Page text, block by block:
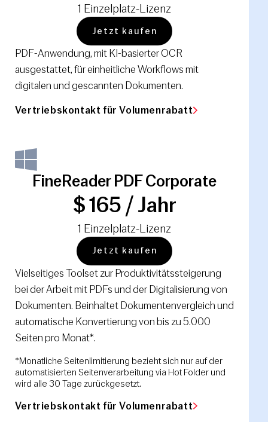
1 Einzelplatz-Lizenz
Jetzt kaufen
PDF-Anwendung, mit KI-basierter OCR
ausgestattet, für einheitliche Workflows mit
digitalen und gescannten Dokumenten.
Vertriebskontakt für Volumenrabatt
FineReader PDF Corporate
$ 165 / Jahr
1 Einzelplatz-Lizenz
Jetzt kaufen
Vielseitiges Toolset zur Produktivitätssteigerung
bei der Arbeit mit PDFs und der Digitalisierung von
Dokumenten. Beinhaltet Dokumentenvergleich und
automatische Konvertierung von bis zu 5.000
Seiten pro Monat*.
*Monatliche Seitenlimitierung bezieht sich nur auf der
automatisierten Seitenverarbeitung via Hot Folder und
wird alle 30 Tage zurückgesetzt.
Vertriebskontakt für Volumenrabatt